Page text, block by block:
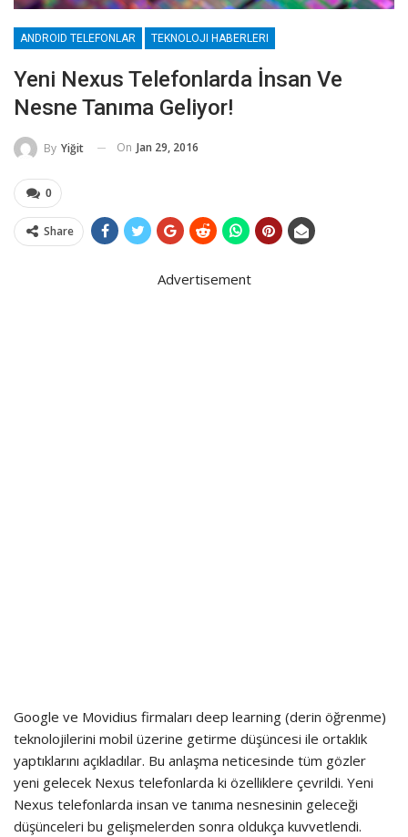
ANDROID TELEFONLAR TEKNOLOJI HABERLERI
Yeni Nexus Telefonlarda İnsan Ve
Nesne Tanıma Geliyor!
By Yiğit On Jan 29, 2016
0
Share
Advertisement
Google ve Movidius firmaları deep learning (derin öğrenme)
teknolojilerini mobil üzerine getirme düşüncesi ile ortaklık
yaptıklarını açıkladılar. Bu anlaşma neticesinde tüm gözler
yeni gelecek Nexus telefonlarda ki özelliklere çevrildi. Yeni
Nexus telefonlarda insan ve tanıma nesnesinin geleceği
düşünceleri bu gelişmelerden sonra oldukça kuvvetlendi.